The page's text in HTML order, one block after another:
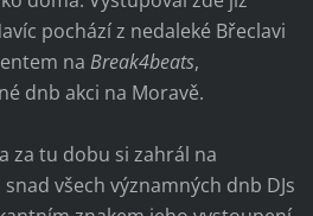
pochází z nedaleké Břeclavi
na Break4beats,
dnb akci na Moravě.
za tu dobu si zahrál na
všech významných dnb DJs